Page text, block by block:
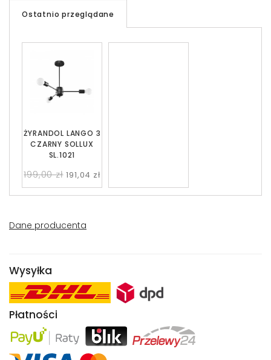
Ostatnio przeglądane
ŻYRANDOL LANGO 3
CZARNY SOLLUX
SL.1021
199,00 zł 191,04 zł
Dane producenta
Wysyłka
Płatności